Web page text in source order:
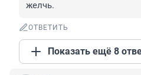
желчь.
ОТВЕТИТЬ
Показать ещё 8